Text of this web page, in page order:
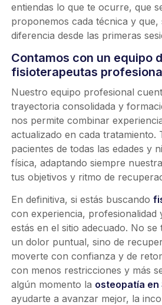
entiendas lo que te ocurre, que
proponemos cada técnica y
diferencia desde las primeras
Contamos con un equipo
fisioterapeutas
Nuestro equipo profesional
trayectoria consolidada y
nos permite combinar
actualizado en cada tratamiento.
pacientes de todas las edades y
física, adaptando siempre
tus objetivos y ritmo de
En definitiva, si estás buscando
con experiencia,
estás en el sitio adecuado. No
un dolor puntual, sino de
moverte con confianza y de
con menos restricciones y más
algún momento la osteopatía en
ayudarte a avanzar mejor, la